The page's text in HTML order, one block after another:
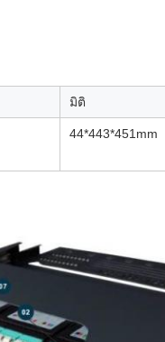
มิติ
44*443*451mm